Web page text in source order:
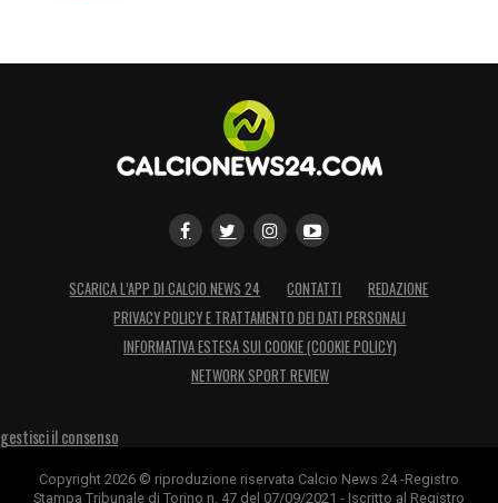
SCARICA L’APP DI CALCIO NEWS 24 CONTATTI
REDAZIONE
PRIVACY POLICY E TRATTAMENTO DEI DATI PERSONALI
INFORMATIVA ESTESA SUI COOKIE (COOKIE POLICY)
NETWORK SPORT REVIEW
gestisci il consenso
Copyright 2026 © riproduzione riservata Calcio News 24 -Registro
Stampa Tribunale di Torino n. 47 del 07/09/2021 - Iscritto al Registro